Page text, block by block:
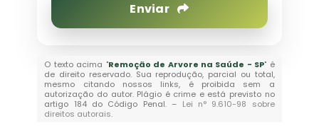
Enviar
O texto acima "Remoção de Arvore na Saúde - SP" é
de direito reservado. Sua reprodução, parcial ou total,
mesmo citando nossos links, é proibida sem a
autorização do autor. Plágio é crime e está previsto no
artigo 184 do Código Penal. – Lei n° 9.610-98 sobre
direitos autorais.